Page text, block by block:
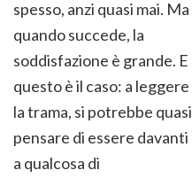
spesso, anzi quasi mai. Ma
quando succede, la
soddisfazione è grande. E
questo è il caso: a leggere
la trama, si potrebbe quasi
pensare di essere davanti
a qualcosa di